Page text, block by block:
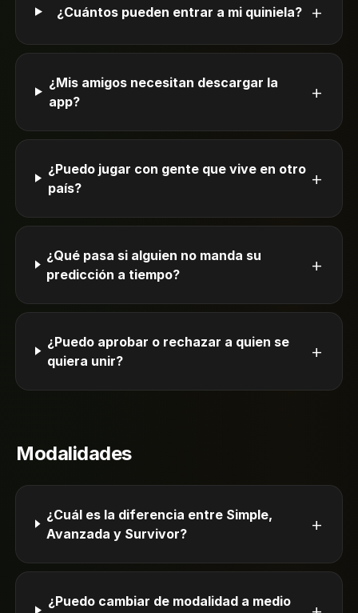
¿Cuántos pueden entrar a mi quiniela? +
¿Mis amigos necesitan descargar la
app?
+
¿Puedo jugar con gente que vive en otro
país?
+
¿Qué pasa si alguien no manda su
predicción a tiempo?
+
¿Puedo aprobar o rechazar a quien se
quiera unir?
+
Modalidades
¿Cuál es la diferencia entre Simple,
Avanzada y Survivor?
+
¿Puedo cambiar de modalidad a medio